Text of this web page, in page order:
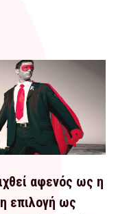
αφενός ως η
επιλογή ως